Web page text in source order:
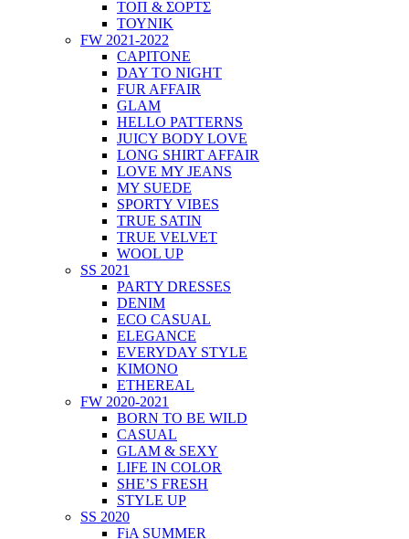
ΤΟΠ & ΣΟΡΤΣ
ΤΟΥΝΙΚ
FW 2021-2022
CAPITONE
DAY TO NIGHT
FUR AFFAIR
GLAM
HELLO PATTERNS
JUICY BODY LOVE
LONG SHIRT AFFAIR
LOVE MY JEANS
MY SUEDE
SPORTY VIBES
TRUE SATIN
TRUE VELVET
WOOL UP
SS 2021
PARTY DRESSES
DENIM
ECO CASUAL
ELEGANCE
EVERYDAY STYLE
KIMONO
ETHEREAL
FW 2020-2021
BORN TO BE WILD
CASUAL
GLAM & SEXY
LIFE IN COLOR
SHE’S FRESH
STYLE UP
SS 2020
FiA SUMMER